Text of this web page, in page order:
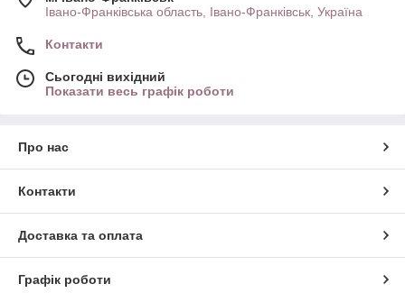
Івано-Франківська область, Івано-Франківськ, Україна
Контакти
Сьогодні вихідний
Показати весь графік роботи
Про нас
Контакти
Доставка та оплата
Графік роботи